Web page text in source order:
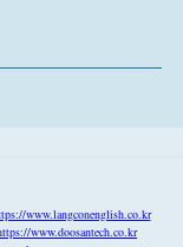
www.langconenglish.co.kr
www.doosantech.co.kr